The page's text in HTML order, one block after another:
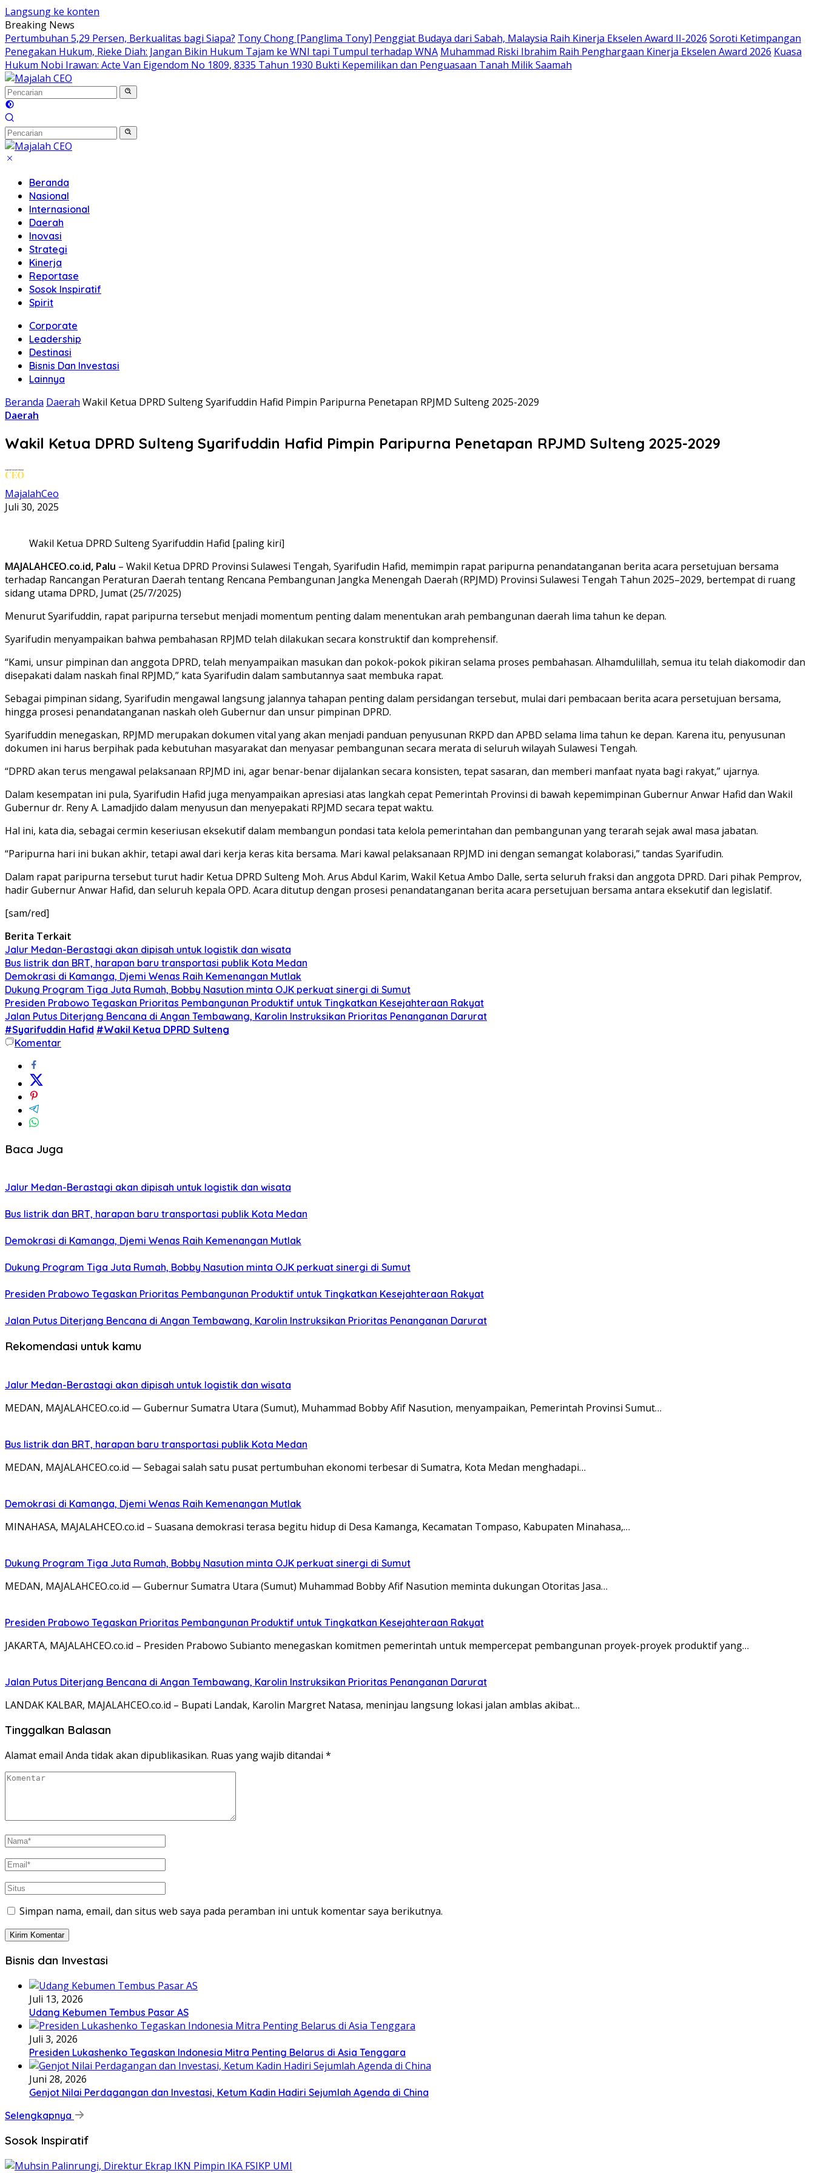
Langsung ke konten
Breaking News
Pertumbuhan 5,29 Persen, Berkualitas bagi Siapa? Tony Chong [Panglima Tony] Penggiat Budaya dari Sabah, Malaysia Raih Kinerja Ekselen Award II-2026 Soroti Ketimpangan
Penegakan Hukum, Rieke Diah: Jangan Bikin Hukum Tajam ke WNI tapi Tumpul terhadap WNA Muhammad Riski Ibrahim Raih Penghargaan Kinerja Ekselen Award 2026 Kuasa
Hukum Nobi Irawan: Acte Van Eigendom No 1809, 8335 Tahun 1930 Bukti Kepemilikan dan Penguasaan Tanah Milik Saamah
Beranda
Nasional
Internasional
Daerah
Inovasi
Strategi
Kinerja
Reportase
Sosok Inspiratif
Spirit
Corporate
Leadership
Destinasi
Bisnis Dan Investasi
Lainnya
Beranda Daerah Wakil Ketua DPRD Sulteng Syarifuddin Hafid Pimpin Paripurna Penetapan RPJMD Sulteng 2025-2029
Daerah
Wakil Ketua DPRD Sulteng Syarifuddin Hafid Pimpin Paripurna Penetapan RPJMD Sulteng 2025-2029
MajalahCeo
Juli 30, 2025
Wakil Ketua DPRD Sulteng Syarifuddin Hafid [paling kiri]
MAJALAHCEO.co.id, Palu – Wakil Ketua DPRD Provinsi Sulawesi Tengah, Syarifudin Hafid, memimpin rapat paripurna penandatanganan berita acara persetujuan bersama
terhadap Rancangan Peraturan Daerah tentang Rencana Pembangunan Jangka Menengah Daerah (RPJMD) Provinsi Sulawesi Tengah Tahun 2025–2029, bertempat di ruang
sidang utama DPRD, Jumat (25/7/2025)
Menurut Syarifuddin, rapat paripurna tersebut menjadi momentum penting dalam menentukan arah pembangunan daerah lima tahun ke depan.
Syarifudin menyampaikan bahwa pembahasan RPJMD telah dilakukan secara konstruktif dan komprehensif.
“Kami, unsur pimpinan dan anggota DPRD, telah menyampaikan masukan dan pokok-pokok pikiran selama proses pembahasan. Alhamdulillah, semua itu telah diakomodir dan
disepakati dalam naskah final RPJMD,” kata Syarifudin dalam sambutannya saat membuka rapat.
Sebagai pimpinan sidang, Syarifudin mengawal langsung jalannya tahapan penting dalam persidangan tersebut, mulai dari pembacaan berita acara persetujuan bersama,
hingga prosesi penandatanganan naskah oleh Gubernur dan unsur pimpinan DPRD.
Syarifuddin menegaskan, RPJMD merupakan dokumen vital yang akan menjadi panduan penyusunan RKPD dan APBD selama lima tahun ke depan. Karena itu, penyusunan
dokumen ini harus berpihak pada kebutuhan masyarakat dan menyasar pembangunan secara merata di seluruh wilayah Sulawesi Tengah.
“DPRD akan terus mengawal pelaksanaan RPJMD ini, agar benar-benar dijalankan secara konsisten, tepat sasaran, dan memberi manfaat nyata bagi rakyat,” ujarnya.
Dalam kesempatan ini pula, Syarifudin Hafid juga menyampaikan apresiasi atas langkah cepat Pemerintah Provinsi di bawah kepemimpinan Gubernur Anwar Hafid dan Wakil
Gubernur dr. Reny A. Lamadjido dalam menyusun dan menyepakati RPJMD secara tepat waktu.
Hal ini, kata dia, sebagai cermin keseriusan eksekutif dalam membangun pondasi tata kelola pemerintahan dan pembangunan yang terarah sejak awal masa jabatan.
“Paripurna hari ini bukan akhir, tetapi awal dari kerja keras kita bersama. Mari kawal pelaksanaan RPJMD ini dengan semangat kolaborasi,” tandas Syarifudin.
Dalam rapat paripurna tersebut turut hadir Ketua DPRD Sulteng Moh. Arus Abdul Karim, Wakil Ketua Ambo Dalle, serta seluruh fraksi dan anggota DPRD. Dari pihak Pemprov,
hadir Gubernur Anwar Hafid, dan seluruh kepala OPD. Acara ditutup dengan prosesi penandatanganan berita acara persetujuan bersama antara eksekutif dan legislatif.
[sam/red]
Berita Terkait
Jalur Medan-Berastagi akan dipisah untuk logistik dan wisata
Bus listrik dan BRT, harapan baru transportasi publik Kota Medan
Demokrasi di Kamanga, Djemi Wenas Raih Kemenangan Mutlak
Dukung Program Tiga Juta Rumah, Bobby Nasution minta OJK perkuat sinergi di Sumut
Presiden Prabowo Tegaskan Prioritas Pembangunan Produktif untuk Tingkatkan Kesejahteraan Rakyat
Jalan Putus Diterjang Bencana di Angan Tembawang, Karolin Instruksikan Prioritas Penanganan Darurat
#Syarifuddin Hafid #Wakil Ketua DPRD Sulteng
Komentar
Baca Juga
Jalur Medan-Berastagi akan dipisah untuk logistik dan wisata
Bus listrik dan BRT, harapan baru transportasi publik Kota Medan
Demokrasi di Kamanga, Djemi Wenas Raih Kemenangan Mutlak
Dukung Program Tiga Juta Rumah, Bobby Nasution minta OJK perkuat sinergi di Sumut
Presiden Prabowo Tegaskan Prioritas Pembangunan Produktif untuk Tingkatkan Kesejahteraan Rakyat
Jalan Putus Diterjang Bencana di Angan Tembawang, Karolin Instruksikan Prioritas Penanganan Darurat
Rekomendasi untuk kamu
Jalur Medan-Berastagi akan dipisah untuk logistik dan wisata
MEDAN, MAJALAHCEO.co.id — Gubernur Sumatra Utara (Sumut), Muhammad Bobby Afif Nasution, menyampaikan, Pemerintah Provinsi Sumut…
Bus listrik dan BRT, harapan baru transportasi publik Kota Medan
MEDAN, MAJALAHCEO.co.id — Sebagai salah satu pusat pertumbuhan ekonomi terbesar di Sumatra, Kota Medan menghadapi…
Demokrasi di Kamanga, Djemi Wenas Raih Kemenangan Mutlak
MINAHASA, MAJALAHCEO.co.id – Suasana demokrasi terasa begitu hidup di Desa Kamanga, Kecamatan Tompaso, Kabupaten Minahasa,…
Dukung Program Tiga Juta Rumah, Bobby Nasution minta OJK perkuat sinergi di Sumut
MEDAN, MAJALAHCEO.co.id — Gubernur Sumatra Utara (Sumut) Muhammad Bobby Afif Nasution meminta dukungan Otoritas Jasa…
Presiden Prabowo Tegaskan Prioritas Pembangunan Produktif untuk Tingkatkan Kesejahteraan Rakyat
JAKARTA, MAJALAHCEO.co.id – Presiden Prabowo Subianto menegaskan komitmen pemerintah untuk mempercepat pembangunan proyek-proyek produktif yang…
Jalan Putus Diterjang Bencana di Angan Tembawang, Karolin Instruksikan Prioritas Penanganan Darurat
LANDAK KALBAR, MAJALAHCEO.co.id – Bupati Landak, Karolin Margret Natasa, meninjau langsung lokasi jalan amblas akibat…
Tinggalkan Balasan
Alamat email Anda tidak akan dipublikasikan. Ruas yang wajib ditandai *
Simpan nama, email, dan situs web saya pada peramban ini untuk komentar saya berikutnya.
Bisnis dan Investasi
Juli 13, 2026
Udang Kebumen Tembus Pasar AS
Juli 3, 2026
Presiden Lukashenko Tegaskan Indonesia Mitra Penting Belarus di Asia Tenggara
Juni 28, 2026
Genjot Nilai Perdagangan dan Investasi, Ketum Kadin Hadiri Sejumlah Agenda di China
Selengkapnya
Sosok Inspiratif